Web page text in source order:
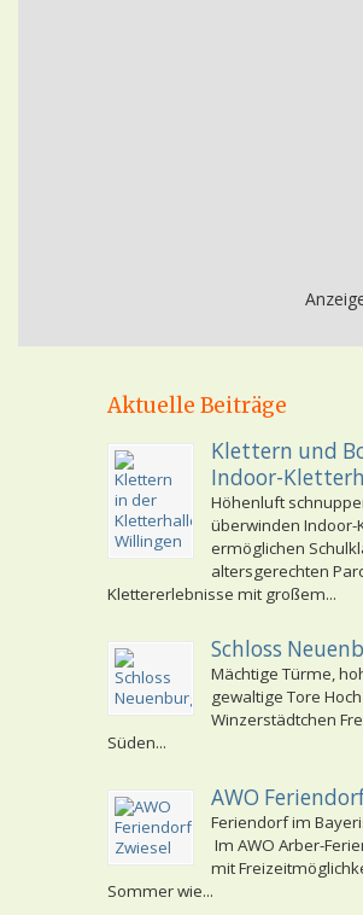
Aktuelle Beiträge
Klettern und
Indoor-
Höhenluft
überwinden Indoor-
ermöglichen
altersgerechten
Klettererlebnisse mit großem...
Schloss
Mächtige Türme,
gewaltige Tore
Winzerstädtchen
Süden...
AWO
Feriendorf im
Im AWO Arber-
mit
Sommer wie...